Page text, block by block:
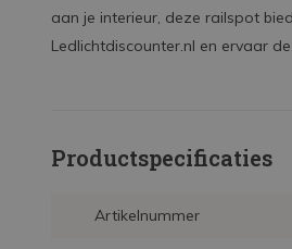
aan je interieur, deze railspot
Ledlichtdiscounter.nl en ervaar
Productspecificaties
Artikelnummer